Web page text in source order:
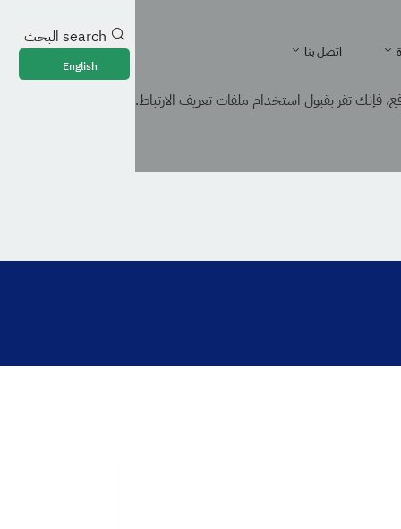
اتصل بنا
search البحث
English
فإنك تقر بقبول استخدام ملفات تعريف الارتباط.